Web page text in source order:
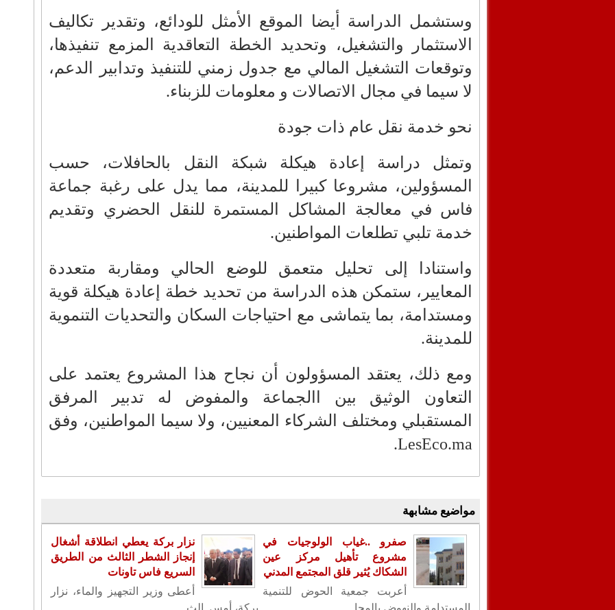
وستشمل الدراسة أيضا الموقع الأمثل للودائع، وتقدير تكاليف
الاستثمار والتشغيل، وتحديد الخطة التعاقدية المزمع تنفيذها،
وتوقعات التشغيل المالي مع جدول زمني للتنفيذ وتدابير الدعم،
لا سيما في مجال الاتصالات و معلومات للزبناء.
نحو خدمة نقل عام ذات جودة
وتمثل دراسة إعادة هيكلة شبكة النقل بالحافلات، حسب
المسؤولين، مشروعا كبيرا للمدينة، مما يدل على رغبة جماعة
فاس في معالجة المشاكل المستمرة للنقل الحضري وتقديم
خدمة تلبي تطلعات المواطنين.
واستنادا إلى تحليل متعمق للوضع الحالي ومقاربة متعددة
المعايير، ستمكن هذه الدراسة من تحديد خطة إعادة هيكلة قوية
ومستدامة، بما يتماشى مع احتياجات السكان والتحديات التنموية
للمدينة.
ومع ذلك، يعتقد المسؤولون أن نجاح هذا المشروع يعتمد على
التعاون الوثيق بين االجماعة والمفوض له تدبير المرفق
المستقبلي ومختلف الشركاء المعنيين، ولا سيما المواطنين، وفق
LesEco.ma
.
مواضيع مشابهة
صفرو ..غياب الولوجيات في
مشروع تأهيل مركز عين
الشكاك يُثير قلق المجتمع المدني
أعربت جمعية الحوض للتنمية
المستدامة والنهوض بالمجا...
نزار بركة يعطي انطلاقة أشغال
إنجاز الشطر الثالث من الطريق
السريع فاس تاونات
أعطى وزير التجهيز والماء، نزار
بركة، أمس الث...